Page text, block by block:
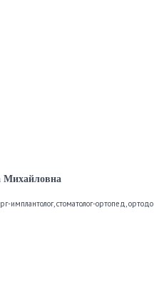
Михайловна
имплантолог, стоматолог-ортопед,